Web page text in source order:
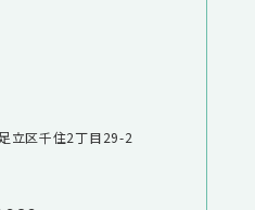
立区千住2丁目29-2